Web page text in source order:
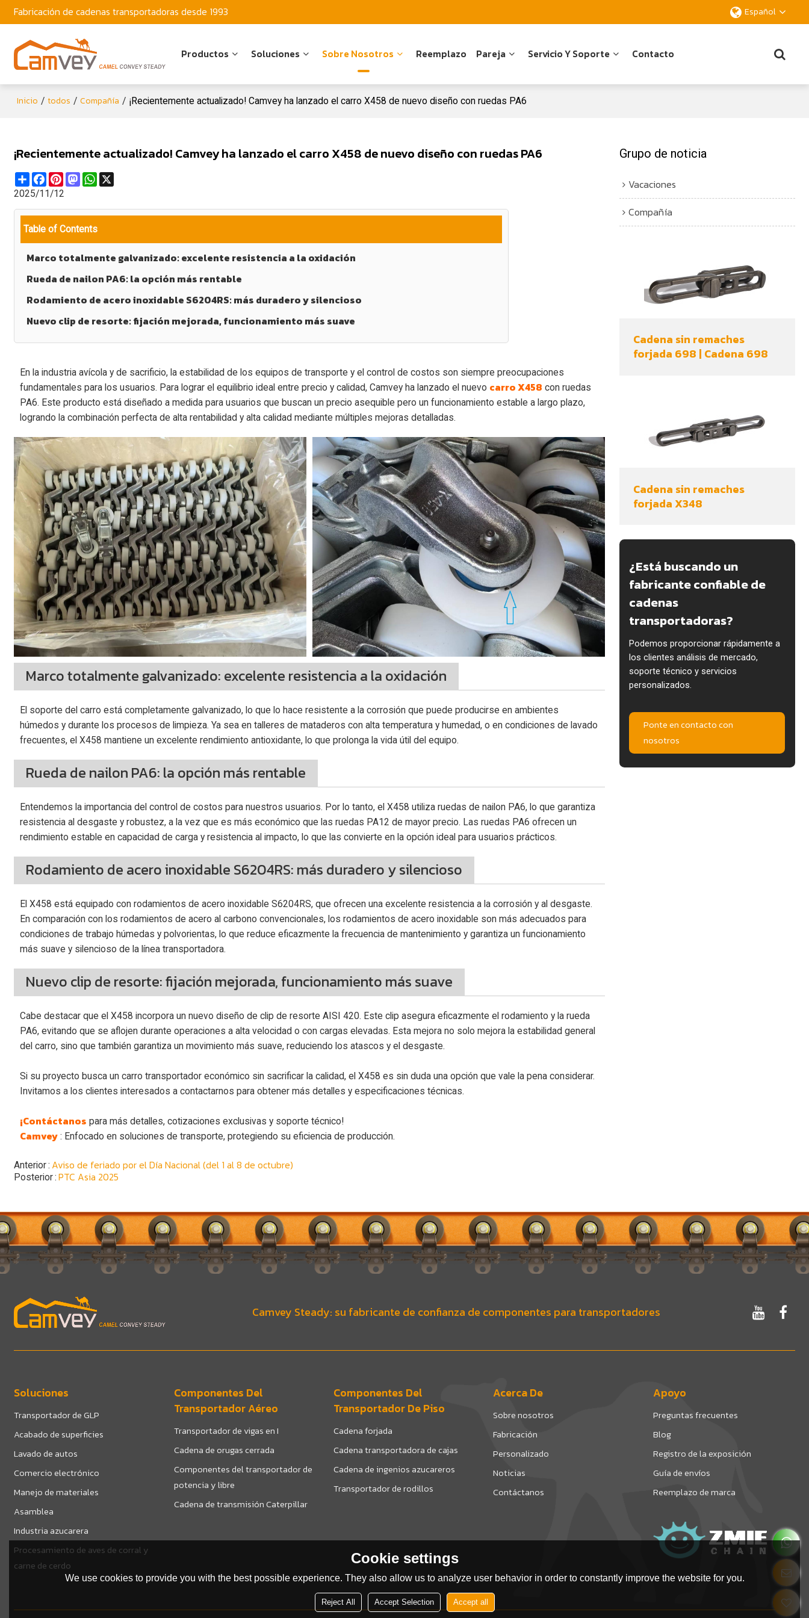
Fabricación de cadenas transportadoras desde 1993 Español
Productos Soluciones Sobre Nosotros Reemplazo Pareja Servicio Y Soporte Contacto
Inicio / todos / Compañía / ¡Recientemente actualizado! Camvey ha lanzado el carro X458 de nuevo diseño con ruedas PA6
¡Recientemente actualizado! Camvey ha lanzado el carro X458 de nuevo diseño con ruedas PA6
ShareFacebook
Pinterest
MastodonWhatsApp
2025/11/12
Table of Contents
Marco totalmente galvanizado: excelente resistencia a la oxidación
Rueda de nailon PA6: la opción más rentable
Rodamiento de acero inoxidable S6204RS: más duradero y silencioso
Nuevo clip de resorte: fijación mejorada, funcionamiento más suave
En la industria avícola y de sacrificio, la estabilidad de los equipos de transporte y el control de costos son siempre preocupaciones
fundamentales para los usuarios. Para lograr el equilibrio ideal entre precio y calidad, Camvey ha lanzado el nuevo carro X458 con ruedas
PA6. Este producto está diseñado a medida para usuarios que buscan un precio asequible pero un funcionamiento estable a largo plazo,
logrando la combinación perfecta de alta rentabilidad y alta calidad mediante múltiples mejoras detalladas.
Marco totalmente galvanizado: excelente resistencia a la oxidación
El soporte del carro está completamente galvanizado, lo que lo hace resistente a la corrosión que puede producirse en ambientes
húmedos y durante los procesos de limpieza. Ya sea en talleres de mataderos con alta temperatura y humedad, o en condiciones de lavado
frecuentes, el X458 mantiene un excelente rendimiento antioxidante, lo que prolonga la vida útil del equipo.
Rueda de nailon PA6: la opción más rentable
Entendemos la importancia del control de costos para nuestros usuarios. Por lo tanto, el X458 utiliza ruedas de nailon PA6, lo que garantiza
resistencia al desgaste y robustez, a la vez que es más económico que las ruedas PA12 de mayor precio. Las ruedas PA6 ofrecen un
rendimiento estable en capacidad de carga y resistencia al impacto, lo que las convierte en la opción ideal para usuarios prácticos.
Rodamiento de acero inoxidable S6204RS: más duradero y silencioso
El X458 está equipado con rodamientos de acero inoxidable S6204RS, que ofrecen una excelente resistencia a la corrosión y al desgaste.
En comparación con los rodamientos de acero al carbono convencionales, los rodamientos de acero inoxidable son más adecuados para
condiciones de trabajo húmedas y polvorientas, lo que reduce eficazmente la frecuencia de mantenimiento y garantiza un funcionamiento
más suave y silencioso de la línea transportadora.
Nuevo clip de resorte: fijación mejorada, funcionamiento más suave
Cabe destacar que el X458 incorpora un nuevo diseño de clip de resorte AISI 420. Este clip asegura eficazmente el rodamiento y la rueda
PA6, evitando que se aflojen durante operaciones a alta velocidad o con cargas elevadas. Esta mejora no solo mejora la estabilidad general
del carro, sino que también garantiza un movimiento más suave, reduciendo los atascos y el desgaste.
Si su proyecto busca un carro transportador económico sin sacrificar la calidad, el X458 es sin duda una opción que vale la pena considerar.
Invitamos a los clientes interesados a contactarnos para obtener más detalles y especificaciones técnicas.
¡Contáctanos para más detalles, cotizaciones exclusivas y soporte técnico!
Camvey : Enfocado en soluciones de transporte, protegiendo su eficiencia de producción.
Anterior Aviso de feriado por el Día Nacional (del 1 al 8 de octubre)
Posterior PTC Asia 2025
Grupo de noticia
Vacaciones
Compañía
Cadena sin remaches
forjada 698 | Cadena 698
Cadena sin remaches
forjada X348
¿Está buscando un
fabricante confiable de
cadenas
transportadoras?
Podemos proporcionar rápidamente a
los clientes análisis de mercado,
soporte técnico y servicios
personalizados.
Ponte en contacto con
nosotros
Camvey Steady: su fabricante de confianza de componentes para transportadores
Soluciones
Transportador de GLP
Acabado de superficies
Lavado de autos
Comercio electrónico
Manejo de materiales
Asamblea
Industria azucarera
Procesamiento de aves de corral y
carne de cerdo
Componentes Del
Transportador Aéreo
Transportador de vigas en I
Cadena de orugas cerrada
Componentes del transportador de
potencia y libre
Cadena de transmisión Caterpillar
Componentes Del
Transportador De Piso
Cadena forjada
Cadena transportadora de cajas
Cadena de ingenios azucareros
Transportador de rodillos
Acerca De
Sobre nosotros
Fabricación
Personalizado
Noticias
Contáctanos
Apoyo
Preguntas frecuentes
Blog
Registro de la exposición
Guía de envíos
Reemplazo de marca
Cookie settings
We use cookies to provide you with the best possible experience. They also allow us to analyze user behavior in order to constantly improve the website for you.
Reject All Accept Selection Accept all